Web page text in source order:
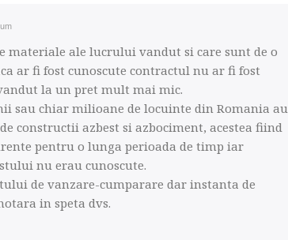
materiale ale lucrului vandut si care sunt de o
ar fi fost cunoscute contractul nu ar fi fost
la un pret mult mai mic.
sau chiar milioane de locuinte din Romania au
constructii azbest si azbociment, acestea fiind
pentru o lunga perioada de timp iar
nu erau cunoscute.
de vanzare-cumparare dar instanta de
in speta dvs.